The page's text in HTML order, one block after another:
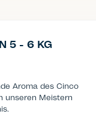
5 - 6 KG
Aroma des Cinco
unseren Meistern